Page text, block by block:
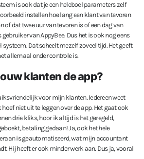
is ook dat je een heleboel parameters zelf
instellen hoe lang een klant van tevoren
of dat twee uur van tevoren is of een dag van
van AppyBee. Dus het is ook nog eens
systeem. Dat scheelt mezelf zoveel tijd. Het geeft
allemaal onder controle is.
klanten de app?
voor mijn klanten. Iedereen weet
niet uit te leggen over de app. Het gaat ook
drie kliks, hoor ik altijd is het geregeld,
betaling gedaan! Ja, ook het hele
is geautomatiseerd, wat mijn accountant
Hij heeft er ook minder werk aan. Dus ja, vooral